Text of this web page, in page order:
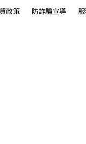
政策 防詐騙宣導